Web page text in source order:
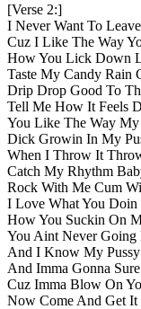
[Verse 2:]
I Never Want To
Cuz I Like The Way
How You Lick Down
Taste My Candy Rain
Drip Drop Good To
Tell Me How It Feels
You Like The Way My
Dick Growin In My
When I Throw It
Catch My Rhythm
Rock With Me Cum
I Love What You
How You Suckin On
You Aint Never Going
And I Know My
And Imma Gonna
Cuz Imma Blow On
Now Come And Get It